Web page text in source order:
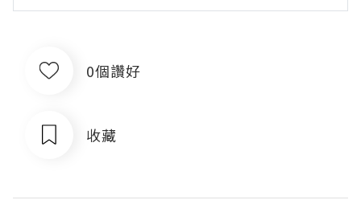
0個讚好
收藏